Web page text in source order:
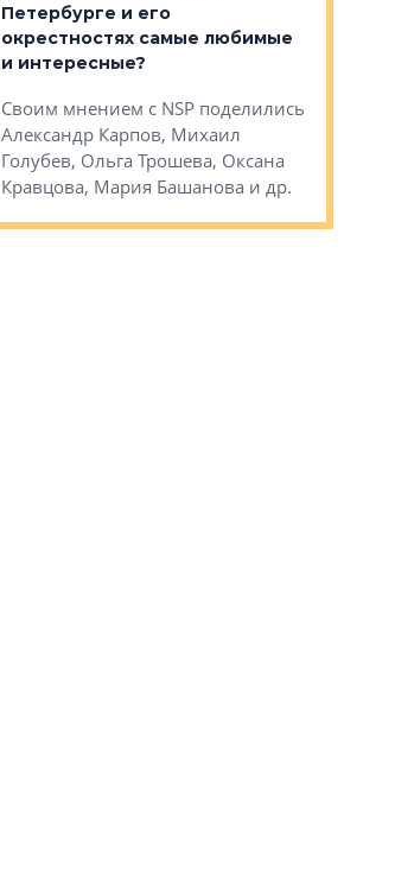
Петербурге и его
окрестностях самые любимые
и интересные?
Своим мнением с NSP поделились
Александр Карпов, Михаил
Голубев, Ольга Трошева, Оксана
Кравцова, Мария Башанова и др.